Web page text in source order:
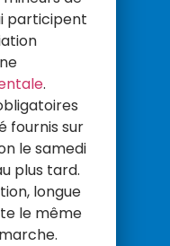
participent
.
fournis sur
le samedi
plus tard.
longue
le même